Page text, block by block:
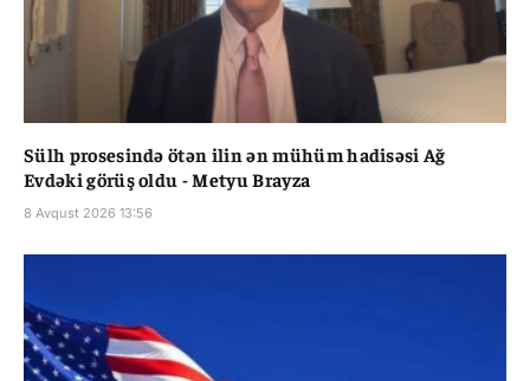
Sülh prosesində ötən ilin ən mühüm hadisəsi Ağ
Evdəki görüş oldu - Metyu Brayza
8 Avqust 2026 13:56